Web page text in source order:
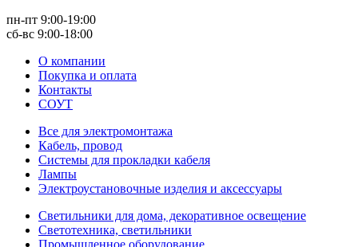
пн-пт 9:00-19:00
сб-вс 9:00-18:00
О компании
Покупка и оплата
Контакты
СОУТ
Все для электромонтажа
Кабель, провод
Системы для прокладки кабеля
Лампы
Электроустановочные изделия и аксессуары
Светильники для дома, декоративное освещение
Светотехника, светильники
Промышленное оборудование